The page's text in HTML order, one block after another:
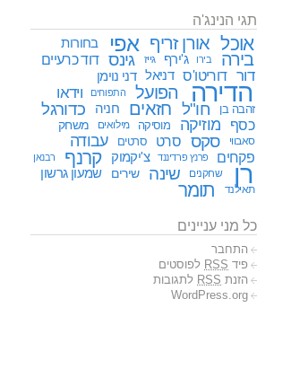
תגי הנינג'ה
אוכל אורן זריף אפי בחורות
בירה בירו ג'ירף גייז גינס דוד כרעיים
דור דוריטו'ס דניאל דני נוימן
הדירה הפועל התפוחים וידאו
זהבה בן חו"ל חזאים חניה כדורגל
כסף מוזיקה מוסיקה מילואים משחק
סאבווי סקס סרט סרטים עבודה
פקחים פרנץ פרדיננד צ'יקמוק קרנף רבנאן
רן שחקנים שינה שירים שמעון גרשון
תאילנד תומר
כל מני עניינים
התחבר
פיד RSS לפוסטים
הזנת RSS לתגובות
WordPress.org